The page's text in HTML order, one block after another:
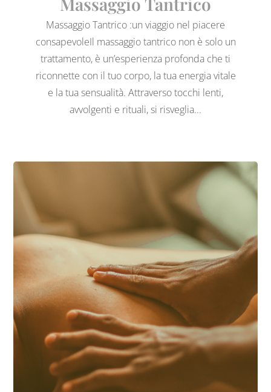
Massaggio Tantrico :un viaggio nel piacere
consapevoleIl massaggio tantrico non è solo un
trattamento, è un’esperienza profonda che ti
riconnette con il tuo corpo, la tua energia vitale
e la tua sensualità. Attraverso tocchi lenti,
avvolgenti e rituali, si risveglia...